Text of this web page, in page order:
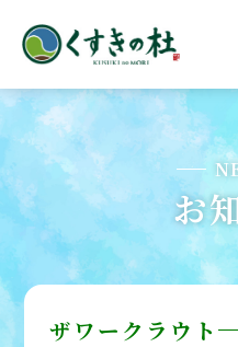
お
ザワークラウト